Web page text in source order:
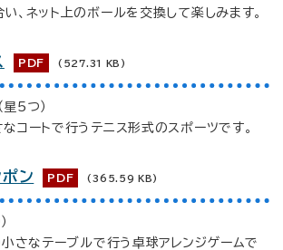
、ネット上のボールを交換して楽しみます。
PDF (527.31 KB)
5つ）
コートで行うテニス形式のスポーツです。
ポン PDF (365.59 KB)
なテーブルで行う卓球アレンジゲームで